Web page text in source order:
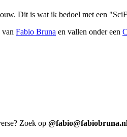
Dit is wat ik bedoel met een
van Fabio Bruna en vallen onder een
Zoek op